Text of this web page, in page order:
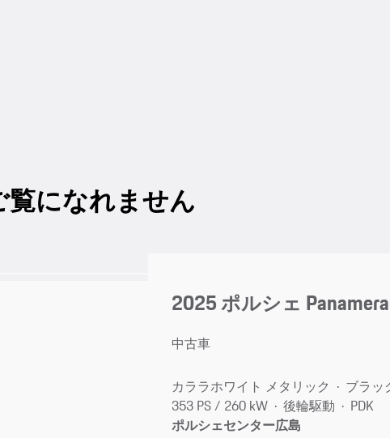
になれません
2025 ポルシェ Panamera
中古車
カララホワイト メタリック ブラッ
353 PS / 260 kW
後輪駆動
PDK
ポルシェセンター広島